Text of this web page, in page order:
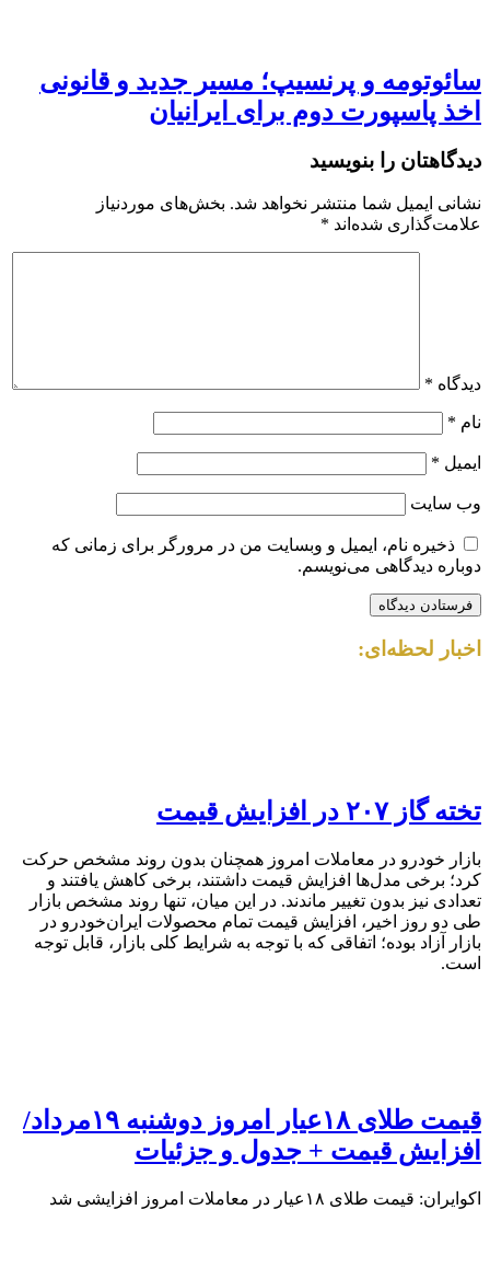
سائوتومه و پرنسیپ؛ مسیر جدید و قانونی
اخذ پاسپورت دوم برای ایرانیان
دیدگاهتان را بنویسید
نشانی ایمیل شما منتشر نخواهد شد. بخش‌های موردنیاز
علامت‌گذاری شده‌اند *
دیدگاه *
نام *
ایمیل *
وب‌ سایت
ذخیره نام، ایمیل و وبسایت من در مرورگر برای زمانی که
دوباره دیدگاهی می‌نویسم.
اخبار لحظه‌ای:
تخته گاز ۲۰۷ در افزایش قیمت
بازار خودرو در معاملات امروز همچنان بدون روند مشخص حرکت
کرد؛ برخی مدل‌ها افزایش قیمت داشتند، برخی کاهش یافتند و
تعدادی نیز بدون تغییر ماندند. در این میان، تنها روند مشخص بازار
طی دو روز اخیر، افزایش قیمت تمام محصولات ایران‌خودرو در
بازار آزاد بوده؛ اتفاقی که با توجه به شرایط کلی بازار، قابل توجه
است.
قیمت طلای ۱۸عیار امروز دوشنبه ۱۹مرداد/
افزایش قیمت + جدول و جزئیات
اکوایران: قیمت طلای ۱۸عیار در معاملات امروز افزایشی شد